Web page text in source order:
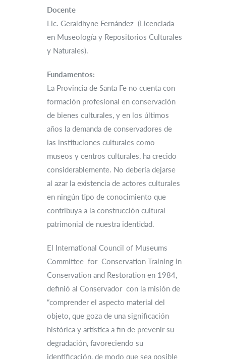
Docente
Lic. Geraldhyne Fernández (Licenciada
en Museología y Repositorios Culturales
y Naturales).
Fundamentos:
La Provincia de Santa Fe no cuenta con
formación profesional en conservación
de bienes culturales, y en los últimos
años la demanda de conservadores de
las instituciones culturales como
museos y centros culturales, ha crecido
considerablemente. No debería dejarse
al azar la existencia de actores culturales
en ningún tipo de conocimiento que
contribuya a la construcción cultural
patrimonial de nuestra identidad.
El International Council of Museums
Committee for Conservation Training in
Conservation and Restoration en 1984,
definió al Conservador con la misión de
“comprender el aspecto material del
objeto, que goza de una significación
histórica y artística a fin de prevenir su
degradación, favoreciendo su
identificación, de modo que sea posible